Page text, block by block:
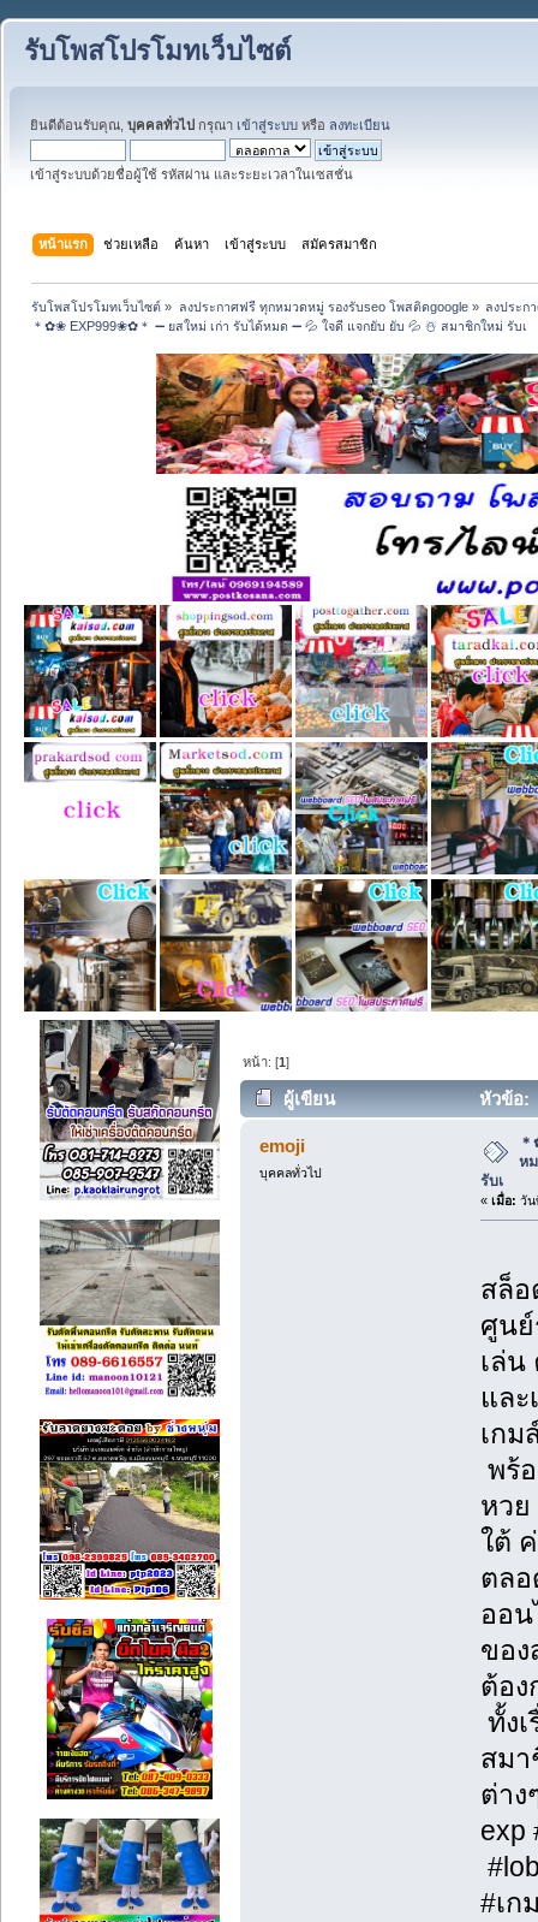
รับโพสโปรโมทเว็บไซต์
ยินดีต้อนรับคุณ, บุคคลทั่วไป กรุณา เข้าสู่ระบบ หรือ ลงทะเบียน
เข้าสู่ระบบด้วยชื่อผู้ใช้ รหัสผ่าน และระยะเวลาในเซสชั่น
หน้าแรก ช่วยเหลือ ค้นหา เข้าสู่ระบบ สมัครสมาชิก
รับโพสโปรโมทเว็บไซต์ » ลงประกาศฟรี ทุกหมวดหมู่ รองรับseo โพสติดgoogle» ลงประก
＊✿❀ EXP999❀✿＊ ➖ ยสใหม่ เก่า รับได้หมด ➖ 💦 ใจดี แจกยับ ยับ 💦 ☃️ สมาชิกใหม่ รับเ
หน้า: [1]
ผู้เขียน
หัวข้อ:
สมาชิกใหม่ รับเ (อ่าน 3055 ครั้ง)
emoji
บุคคลทั่วไป
ห
รับเ
« เมื่อ: วัน
สล็
ศูนย์
เล่น
และ
เกม
พร้
หวย
ใต้
ตลอ
ออน
ของ
ต้อง
ทั้ง
สมา
ต่าง
exp
#เก